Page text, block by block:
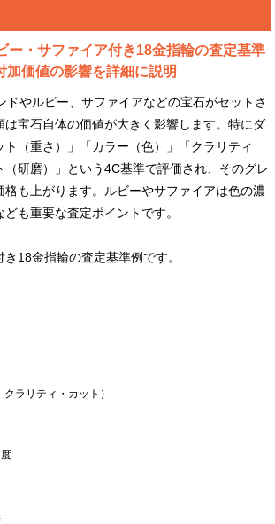
ー・サファイア付き18金指輪の査定基準
加価値の影響を詳細に説明
ドやルビー、サファイアなどの宝石がセットさ
は宝石自体の価値が大きく影響します。特にダ
ト（重さ）」「カラー（色）」「クラリティ
（研磨）」という4C基準で評価され、そのグレ
格も上がります。ルビーやサファイアは色の濃
も重要な査定ポイントです。
18金指輪の査定基準例です。
ラリティ・カット）